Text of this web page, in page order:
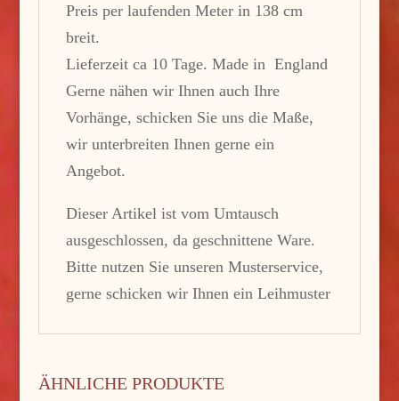
Preis per laufenden Meter in 138 cm
breit.
Lieferzeit ca 10 Tage. Made in England
Gerne nähen wir Ihnen auch Ihre
Vorhänge, schicken Sie uns die Maße,
wir unterbreiten Ihnen gerne ein
Angebot.
Dieser Artikel ist vom Umtausch
ausgeschlossen, da geschnittene Ware.
Bitte nutzen Sie unseren Musterservice,
gerne schicken wir Ihnen ein Leihmuster
ÄHNLICHE PRODUKTE